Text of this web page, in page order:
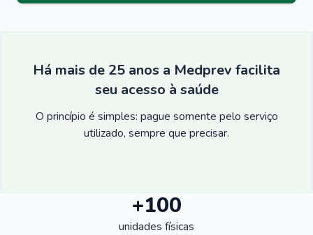
Há mais de 25 anos a Medprev facilita
seu acesso à saúde
O princípio é simples: pague somente pelo serviço
utilizado, sempre que precisar.
+100
unidades físicas